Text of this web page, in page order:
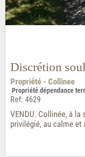
Discrétion
Propriété - Collinee
Propriété dépendance
Ref: 4629
VENDU. Collinée, à la
privilégié, au calme et